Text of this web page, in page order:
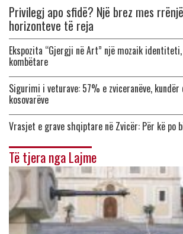
Privilegj apo sfidë? Një brez mes
horizonteve të reja
Ekspozita “Gjergji në Art” një mozaik
kombëtare
Sigurimi i veturave: 57% e zviceranëve,
kosovarëve
Vrasjet e grave shqiptare në Zvicër: Për kë po
Të tjera nga Lajme